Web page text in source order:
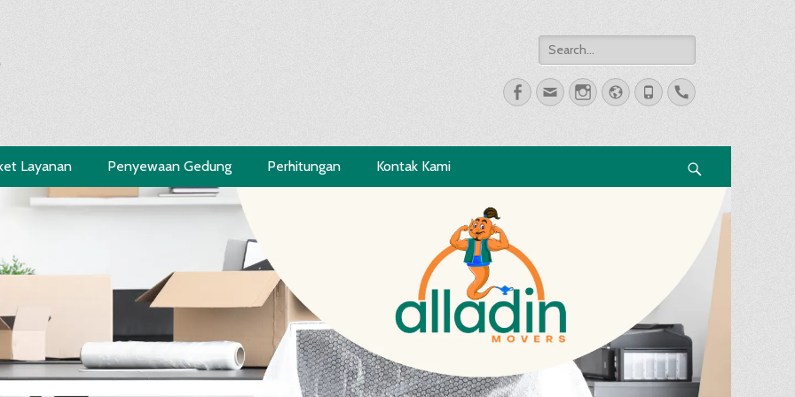
Search
for:
Facebook
EmailInstagram
Website
PhoneHandset
Layanan Penyewaan Gedung Perhitungan Kontak Kami